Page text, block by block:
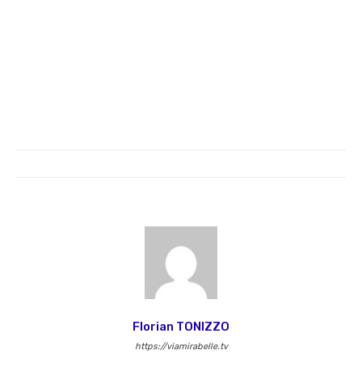
Florian TONIZZO
https://viamirabelle.tv